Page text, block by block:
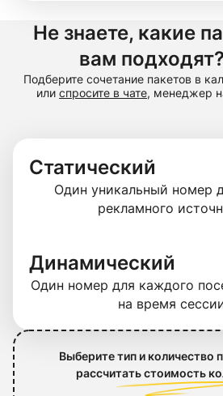
Не знаете, какие
вам подходят?
Подберите сочетание пакетов в
или спросите в чате, менеджер
Статический
Один уникальный номер
рекламного
Динамический
Один номер для каждого
на время
Выберите тип и количество
рассчитать стоимость